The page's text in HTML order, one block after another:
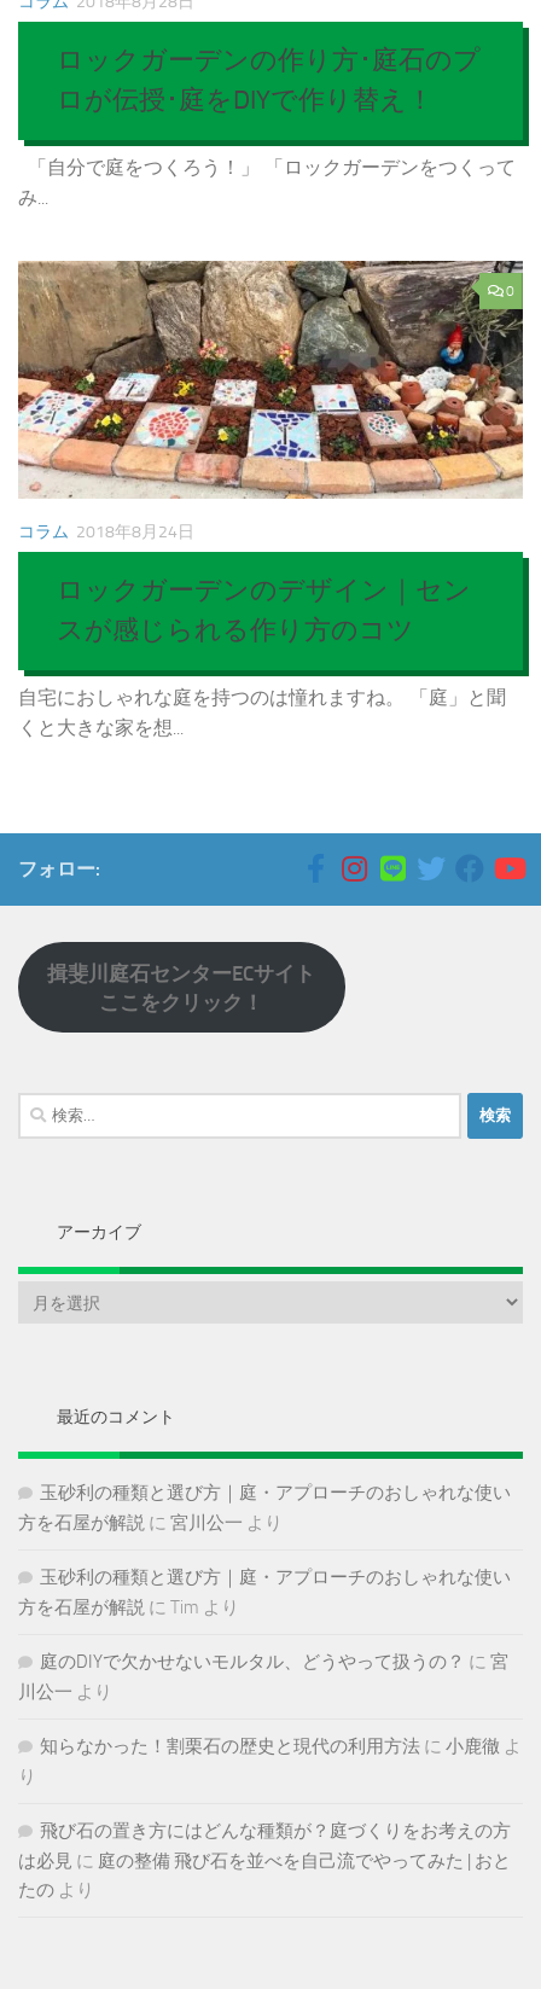
ロックガーデンの作り方･庭石のプ
ロが伝授･庭をDIYで作り替え！
「自分で庭をつくろう！」 「ロックガーデンをつくって
み...
0
コラム 2018年8月24日
ロックガーデンのデザイン｜セン
スが感じられる作り方のコツ
自宅におしゃれな庭を持つのは憧れますね。 「庭」と聞
くと大きな家を想...
フォロー:
揖斐川庭石センターECサイト
ここをクリック！
検
索:
アーカイブ
最近のコメント
玉砂利の種類と選び方｜庭・アプローチのおしゃれな使い
方を石屋が解説 に 宮川公一 より
玉砂利の種類と選び方｜庭・アプローチのおしゃれな使い
方を石屋が解説 に Tim より
庭のDIYで欠かせないモルタル、どうやって扱うの？ に 宮
川公一 より
知らなかった！割栗石の歴史と現代の利用方法 に 小鹿徹 よ
り
飛び石の置き方にはどんな種類が？庭づくりをお考えの方
は必見 に 庭の整備 飛び石を並べを自己流でやってみた | おと
たの より